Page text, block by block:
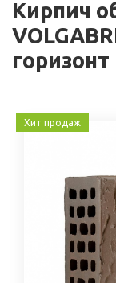
Кирпич
Хит продаж